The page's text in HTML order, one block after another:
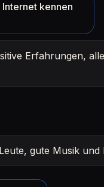
kennen
Erfahrungen,
gute Musik und